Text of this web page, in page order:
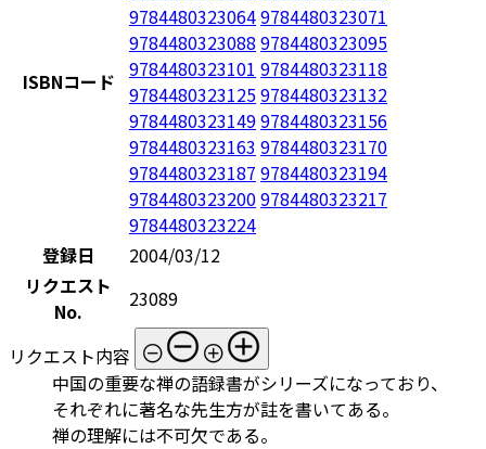
ISBNコード
97844803230649784480323071
9784480323088 9784480323095
9784480323101 9784480323118
97844803231259784480323132
97844803231499784480323156
9784480323163 9784480323170
9784480323187 9784480323194
97844803232009784480323217
9784480323224
登録日
2004/03/12
リクエスト
No.
23089
リクエスト内容
中国の重要な禅の語録書がシリーズになっており、
それぞれに著名な先生方が註を書いてある。
禅の理解には不可欠である。